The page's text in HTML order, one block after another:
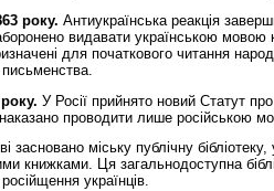
року. Антиукраїнська реакція
видавати українською мовою
для початкового читання
У Росії прийнято новий Статут
проводити лише російською
засновано міську публічну
книжками. Ця загальнодоступна
українців.